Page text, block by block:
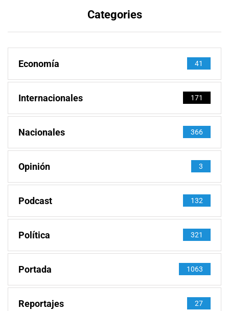
Categories
Economía 41
Internacionales 171
Nacionales 366
Opinión 3
Podcast 132
Política 321
Portada 1063
Reportajes 27